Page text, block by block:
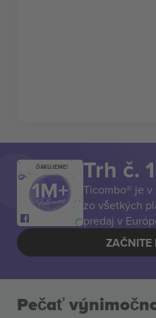
ĎAKUJEME! Trh č.
Ticombo® je
zo všetkých
predaj v
ZAČNITE
Pečať